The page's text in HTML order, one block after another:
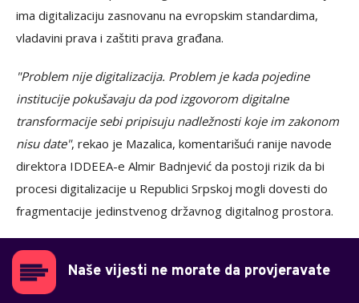
ima digitalizaciju zasnovanu na evropskim standardima,
vladavini prava i zaštiti prava građana.
"Problem nije digitalizacija. Problem je kada pojedine
institucije pokušavaju da pod izgovorom digitalne
transformacije sebi pripisuju nadležnosti koje im zakonom
nisu date", rekao je Mazalica, komentarišući ranije navode
direktora IDDEEA-e Almir Badnjević da postoji rizik da bi
procesi digitalizacije u Republici Srpskoj mogli dovesti do
fragmentacije jedinstvenog državnog digitalnog prostora.
Naše vijesti ne morate da provjeravate